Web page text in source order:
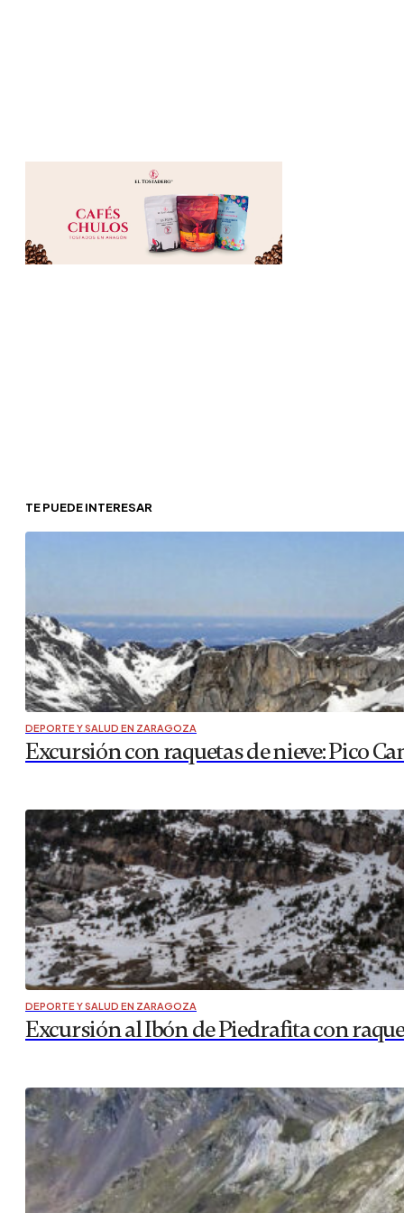
TE PUEDE INTERESAR
DEPORTE Y SALUD EN ZARAGOZA
Excursión con raquetas de nieve: Pico
DEPORTE Y SALUD EN ZARAGOZA
Excursión al Ibón de Piedrafita con